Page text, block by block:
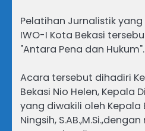
Pelatihan Jurnalistik yang
IWO-I Kota Bekasi
"Antara Pena dan Hukum".
Acara tersebut dihadiri
Bekasi Nio Helen, Kepala
yang diwakili oleh Kepala
Ningsih,